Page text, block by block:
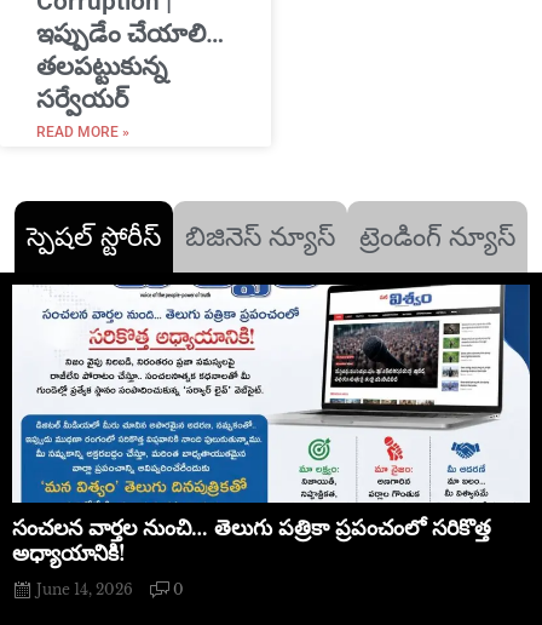
ఇప్పుడేం చేయాలి…
తలపట్టుకున్న
సర్వేయర్
READ MORE »
స్పెషల్ స్టోరీస్ బిజినెస్ న్యూస్ ట్రెండింగ్ న్యూస్
సంచలన వార్తల నుంచి… తెలుగు పత్రికా ప్రపంచంలో సరికొత్త
అధ్యాయానికి!
June 14, 2026 0